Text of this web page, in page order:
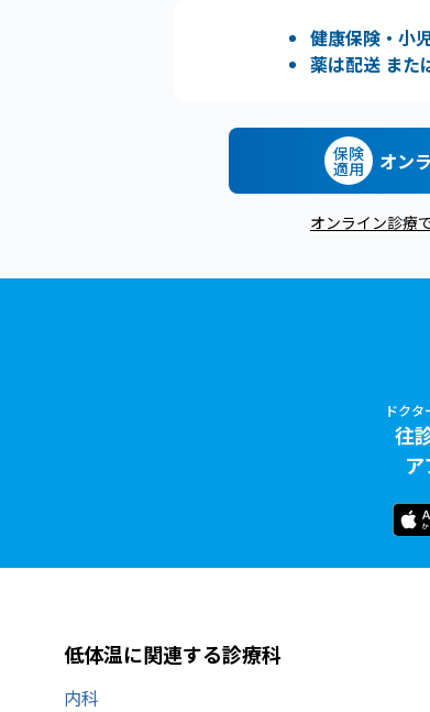
健康保険・小
薬は配送 また
保険
適用 オン
オンライン診療
ドク
往
低体温に関連する診療科
内科